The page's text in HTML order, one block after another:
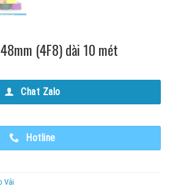
(4F8) dài 10 mét
Chat Zalo
Hotline
Vải